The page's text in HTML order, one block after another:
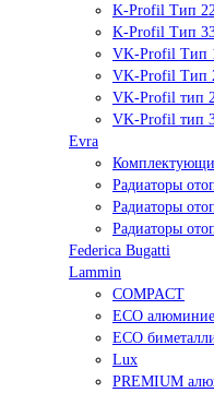
K-Profil Тип 22
K-Profil Тип
VK-Profil Тип
VK-Profil Тип
VK-Profil тип
VK-Profil тип
Evra
Радиаторы
Радиаторы
Радиаторы
Federica Bugatti
Lammin
COMPACT
ECO
ECO
Lux
PREMIUM